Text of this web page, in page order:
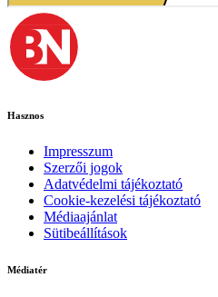
Hasznos
Impresszum
Szerzői jogok
Adatvédelmi tájékoztató
Cookie-kezelési tájékoztató
Médiaajánlat
Sütibeállítások
Médiatér